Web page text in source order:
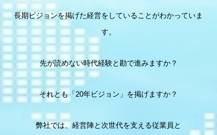
長期ビジョンを掲げた経営をしていることがわかっていま
す。
先が読めない時代経験と勘で進みますか？
それとも「20年ビジョン」を掲げますか？
弊社では、経営陣と次世代を支える従業員と